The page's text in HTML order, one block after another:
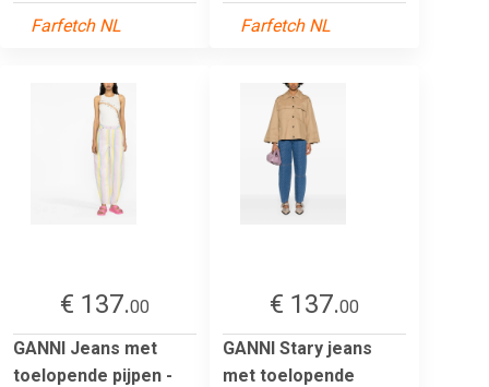
Farfetch NL
Farfetch NL
€ 137.00
GANNI Jeans met
toelopende pijpen -
€ 137.00
GANNI Stary jeans
met toelopende